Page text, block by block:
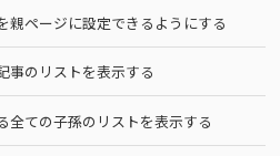
親ページに設定できるようにする
事のリストを表示する
全ての子孫のリストを表示する